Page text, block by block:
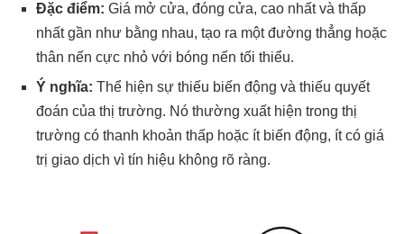
Đặc điểm: Giá mở cửa, đóng cửa, cao nhất và thấp
nhất gần như bằng nhau, tạo ra một đường thẳng hoặc
thân nến cực nhỏ với bóng nến tối thiểu.
Ý nghĩa: Thể hiện sự thiếu biến động và thiếu quyết
đoán của thị trường. Nó thường xuất hiện trong thị
trường có thanh khoản thấp hoặc ít biến động, ít có giá
trị giao dịch vì tín hiệu không rõ ràng.